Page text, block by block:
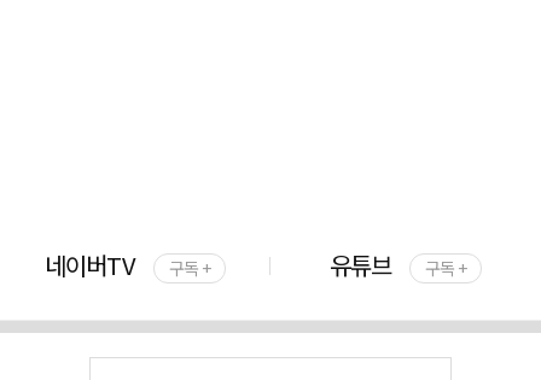
네이버TV 구독 + 유튜브 구독 +